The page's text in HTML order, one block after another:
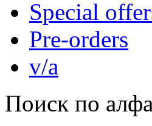
Special
Pre-orders
v/a
Поиск по